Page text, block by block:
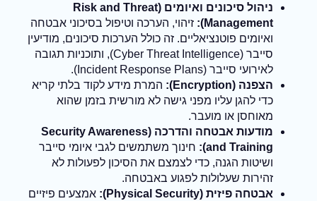
ניהול סיכונים ואיומים (Risk and Threat
Management):
זיהוי, הערכה וטיפול בסיכוני אבטחה
ואיומים פוטנציאליים. זה כולל הערכות סיכונים, מודיעין
סייבר (Cyber Threat Intelligence), ותוכניות תגובה
לאירועי סייבר (Incident Response Plans).
הצפנה (Encryption):
המרת מידע לקוד בלתי קריא
כדי להגן עליו מפני גישה לא מורשית בזמן שהוא
מאוחסן או מועבר.
מודעות אבטחה והדרכה (Security Awareness
and Training):
חינוך משתמשים לגבי איומי סייבר
ושיטות הגנה, כדי לצמצם את הסיכון לפעולות לא
זהירות שעלולות לפגוע באבטחה.
אבטחה פיזית (Physical Security):
אמצעים פיזיים